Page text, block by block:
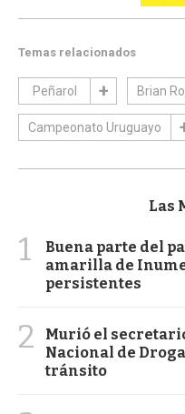
Temas relacionados
Peñarol Brian
Campeonato Uruguayo
Las
1
Buena parte del
amarilla de
persistentes
2
Murió el
Nacional de
tránsito